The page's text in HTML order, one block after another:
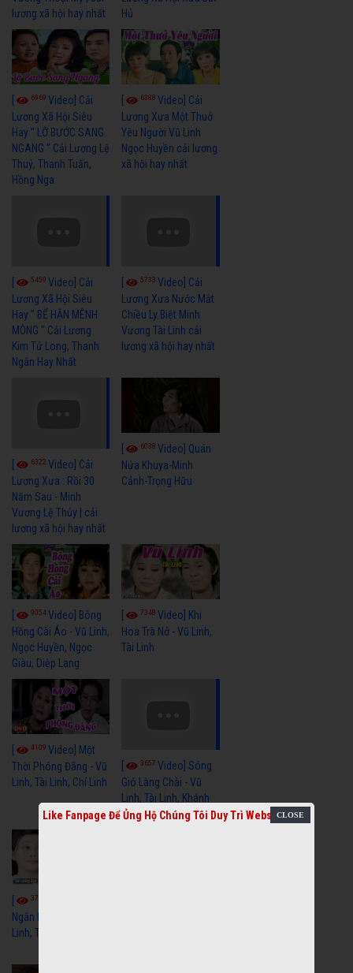
lương xã hội hay nhất
Hủ
6969 Video] Cải
Lương Xã Hội Siêu
Hay " LỠ BƯỚC SANG
NGANG " Cải Lương Lệ
Thuỷ, Thanh Tuấn,
Hồng Nga
6388Video] Cải
Lương Xưa Một Thuở
Yêu Người Vũ Linh
Ngọc Huyền cải lương
xã hội hay nhất
5459 Video] Cải
Lương Xã Hội Siêu
Hay " BỂ HẬN MÊNH
MÔNG " Cải Lương
Kim Tử Long, Thanh
Ngân Hay Nhất
5733Video] Cải
Lương Xưa Nước Mắt
Chiều Ly Biệt Minh
Vương Tài Linh cải
lương xã hội hay nhất
6322 Video] Cải
Lương Xưa : Rồi 30
Năm Sau - Minh
Vương Lệ Thủy | cải
lương xã hội hay nhất
6038Video] Quán
Nửa Khuya-Minh
Cảnh-Trọng Hữu
9054Video] Bông
Hồng Cài Áo - Vũ Linh,
Ngọc Huyền, Ngọc
Giàu, Diệp Lang
7348Video] Khi
Hoa Trà Nở - Vũ Linh,
Tài Linh
4109 Video] Một
Thời Phóng Đãng - Vũ
Linh, Tài Linh, Chí Linh
3657Video] Sóng
Gió Làng Chài - Vũ
Linh, Tài Linh, Khánh
Tuấn
3766
Ngân Hà - Vũ Linh, Tài
Linh, Thoại Mỹ
Like Fanpage Để Ủng Hộ Chúng Tôi Duy Trì Website